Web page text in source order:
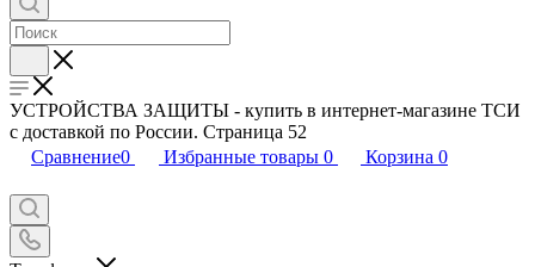
УСТРОЙСТВА ЗАЩИТЫ - купить в интернет-магазине ТСИ
с доставкой по России. Страница 52
Сравнение0 Избранные товары 0 Корзина 0